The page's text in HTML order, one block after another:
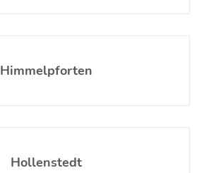
Himmelpforten
Hollenstedt